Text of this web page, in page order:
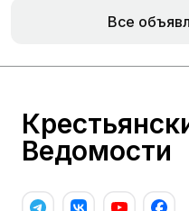
Все
Ведомости